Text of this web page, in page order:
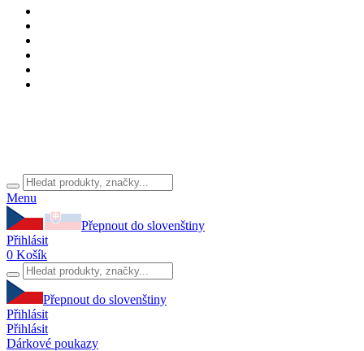
Menu
Přepnout do slovenštiny
Přihlásit
0 Košík
Přepnout do slovenštiny
Přihlásit
Přihlásit
Dárkové poukazy